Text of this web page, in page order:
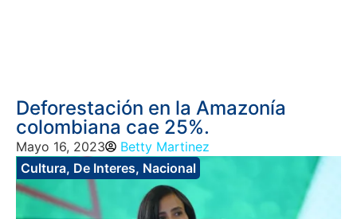
Deforestación en la Amazonía
colombiana cae 25%.
Mayo 16, 2023
Betty Martinez
Cultura, De Interes, Nacional